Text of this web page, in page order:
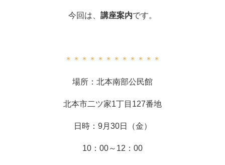
今回は、 講座案内です。
＊＊＊＊＊＊＊＊＊＊＊＊
場所：北本南部公民館
北本市二ツ家1丁目127番地
日時：9月30日（金）
10：00～12：00